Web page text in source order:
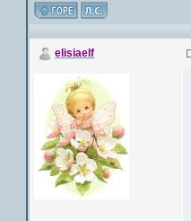
elisiaelf